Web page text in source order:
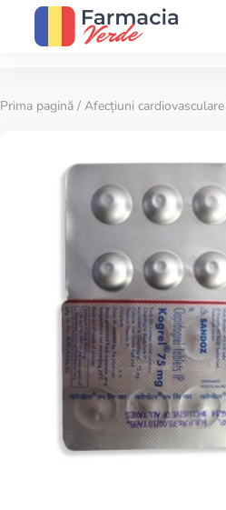
Prima pagină / Afecțiuni cardiovasculare